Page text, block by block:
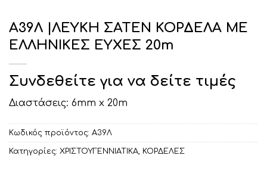
Α39Λ |ΛΕΥΚΗ ΣΑΤΕΝ ΚΟΡΔΕΛΑ ΜΕ
ΕΛΛΗΝΙΚΕΣ ΕΥΧΕΣ 20m
Συνδεθείτε για να δείτε τιμές
Διαστάσεις: 6mm x 20m
Κωδικός προϊόντος: Α39Λ
Κατηγορίες: ΧΡΙΣΤΟΥΓΕΝΝΙΑΤΙΚΑ, ΚΟΡΔΕΛΕΣ